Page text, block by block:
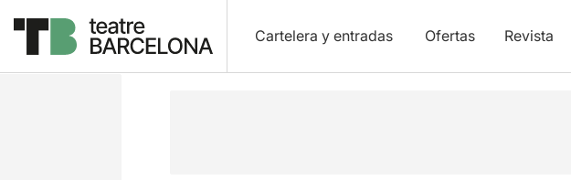
Cartelera y entradas Ofertas Revista